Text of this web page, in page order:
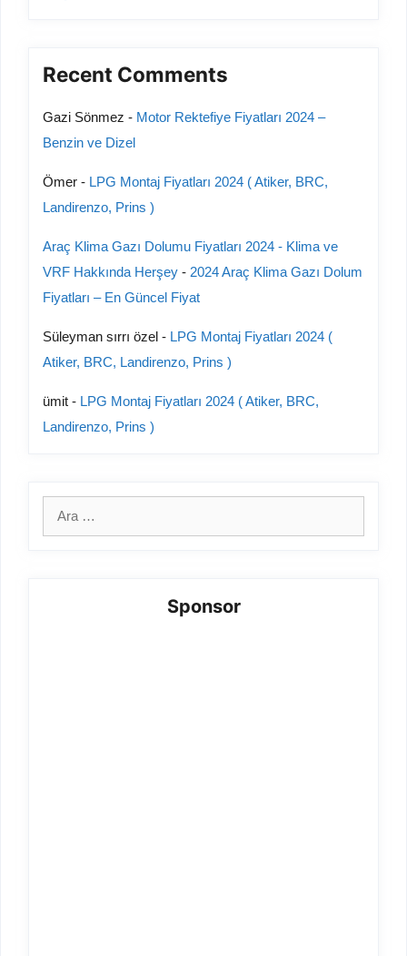
Recent Comments
Gazi Sönmez - Motor Rektefiye Fiyatları 2024 –
Benzin ve Dizel
Ömer - LPG Montaj Fiyatları 2024 ( Atiker, BRC,
Landirenzo, Prins )
Araç Klima Gazı Dolumu Fiyatları 2024 - Klima ve
VRF Hakkında Herşey - 2024 Araç Klima Gazı Dolum
Fiyatları – En Güncel Fiyat
Süleyman sırrı özel - LPG Montaj Fiyatları 2024 (
Atiker, BRC, Landirenzo, Prins )
ümit - LPG Montaj Fiyatları 2024 ( Atiker, BRC,
Landirenzo, Prins )
için
ara
Sponsor